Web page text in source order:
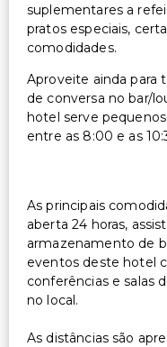
suplementares a
pratos especiais,
comodidades.
Aproveite ainda para
de conversa no bar/
hotel serve
entre as 8:00 e as
As principais
aberta 24 horas,
armazenamento de
eventos deste hotel
conferências e salas
no local.
As distâncias são